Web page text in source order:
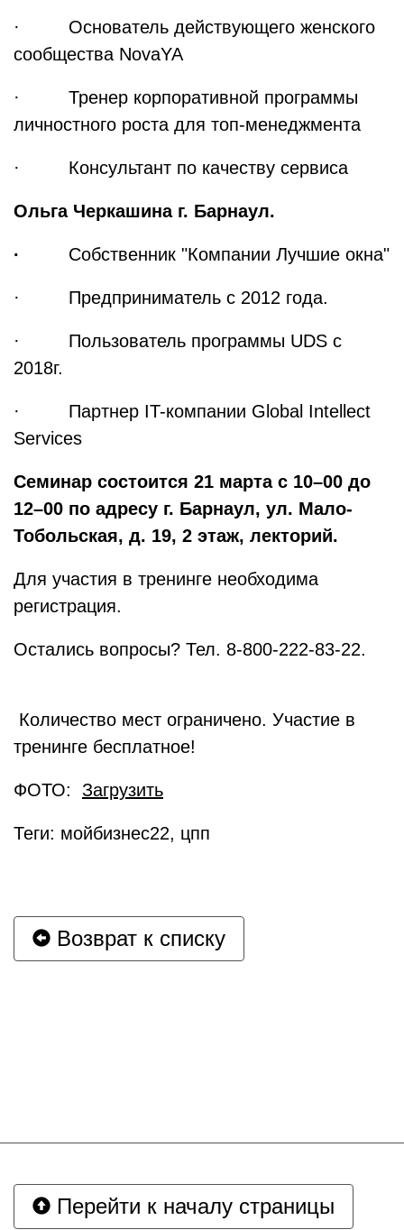
· Основатель действующего женского
сообщества NovaYA
· Тренер корпоративной программы
личностного роста для топ-менеджмента
· Консультант по качеству сервиса
Ольга Черкашина г. Барнаул.
· Собственник "Компании Лучшие окна"
· Предприниматель с 2012 года.
· Пользователь программы UDS с
2018г.
· Партнер IT-компании Global Intellect
Services
Семинар состоится 21 марта с 10–00 до
12–00 по адресу г. Барнаул, ул. Мало-
Тобольская, д. 19, 2 этаж, лекторий.
Для участия в тренинге необходима
регистрация.
Остались вопросы? Тел. 8-800-222-83-22.
Количество мест ограничено. Участие в
тренинге бесплатное!
ФОТО: Загрузить
Теги: мойбизнес22, цпп
Возврат к списку
Перейти к началу страницы